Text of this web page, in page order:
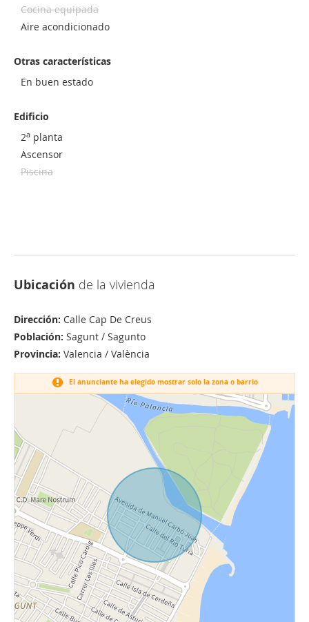
Cocina equipada
Aire acondicionado
Otras características
En buen estado
Edificio
2a planta
Ascensor
Piscina
Ubicación de la vivienda
Dirección: Calle Cap De Creus
Población: Sagunt / Sagunto
Provincia: Valencia / València
El anunciante ha elegido mostrar solo la zona o barrio